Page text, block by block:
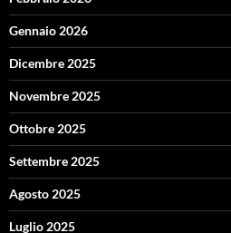
Gennaio 2026
Dicembre 2025
Novembre 2025
Ottobre 2025
Settembre 2025
Agosto 2025
Luglio 2025